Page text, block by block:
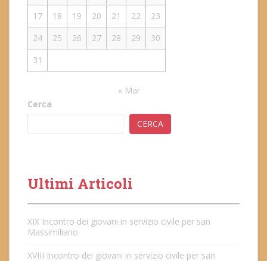
17
18 19 20 21 22
23
24
25 26 27 28 29
30
31
« Mar
Cerca
CERCA
Ultimi Articoli
XIX Incontro dei giovani in servizio civile per san
Massimiliano
XVIII Incontro dei giovani in servizio civile per san